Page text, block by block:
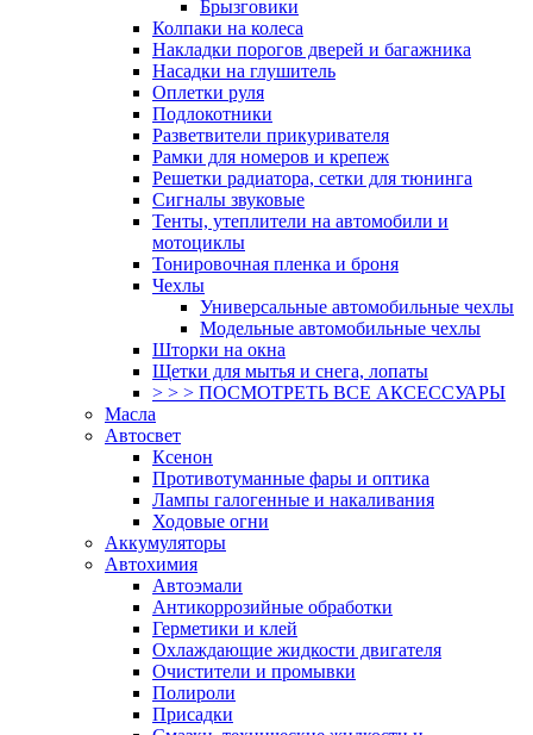
Брызговики
Колпаки на колеса
Накладки порогов дверей и багажника
Насадки на глушитель
Оплетки руля
Подлокотники
Разветвители прикуривателя
Рамки для номеров и крепеж
Решетки радиатора, сетки для тюнинга
Сигналы звуковые
Тенты, утеплители на автомобили и
мотоциклы
Тонировочная пленка и броня
Чехлы
Универсальные автомобильные чехлы
Модельные автомобильные чехлы
Шторки на окна
Щетки для мытья и снега, лопаты
> > > ПОСМОТРЕТЬ ВСЕ АКСЕССУАРЫ
Масла
Автосвет
Ксенон
Противотуманные фары и оптика
Лампы галогенные и накаливания
Ходовые огни
Аккумуляторы
Автохимия
Автоэмали
Антикоррозийные обработки
Герметики и клей
Охлаждающие жидкости двигателя
Очистители и промывки
Полироли
Присадки